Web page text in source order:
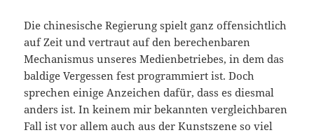
Die chinesische Regierung spielt ganz offensichtlich
auf Zeit und vertraut auf den berechenbaren
Mechanismus unseres Medienbetriebes, in dem das
baldige Vergessen fest programmiert ist. Doch
sprechen einige Anzeichen dafür, dass es diesmal
anders ist. In keinem mir bekannten vergleichbaren
Fall ist vor allem auch aus der Kunstszene so viel